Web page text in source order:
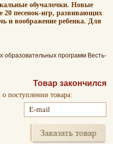
обучалочки. Новые
20 песенок-игр, развивающих
и воображение ребенка. Для
образовательных программ Весть-
Товар закончился
поступлении товара: